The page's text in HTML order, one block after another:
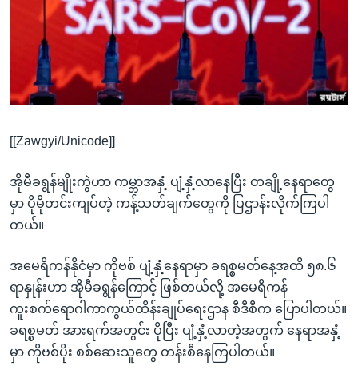
စာမျက်နှာ
ကျော်
ရန်
ရန်
နေရာ
သို့
ရန်
သုတပဒေသာ အင်္ဂလိပ်စာ
Learning English
ဗွီအိုအေ လူမှုကွန်ယက်များ
[[Zawgyi/Unicode]]
အိုမီခရွန်မျိုးကွဲဟာ ကမ္ဘာအနှံ့ ပျံ့နှံ့လာနေပြီး တချို့နေရာတွေ
မှာ ပိုမိုတင်းကျပ်တဲ့ ကန့်သတ်ချက်တွေကို ပြဌာန်းလိုက်ကြပါ
တယ်။
အမေရိကန်နိုငံမှာ ကိုဗစ် ပျံ့နှံ့နေရာမှာ ခရစ္စမတ်နေ့အထိ ၅၈.၆
ရာနှုန်းဟာ အိုမီခရွန်ကြောင့် ဖြစ်တယ်လို့ အမေရိကန်
ကူးစက်ရောဂါကာကွယ်ထိန်းချုပ်ရေးဌာန စီဒီစီက ပြောပါတယ်။
ခရစ္စမတ် အားရက်အတွင်း ပိုပြီး ပျံ့နှံ့လာတဲ့အတွက် နေရာအနှံ့
မှာ ကိုဗစ်ပိုး စစ်ဆေးသူတွေ တန်းစီနေကြပါတယ်။